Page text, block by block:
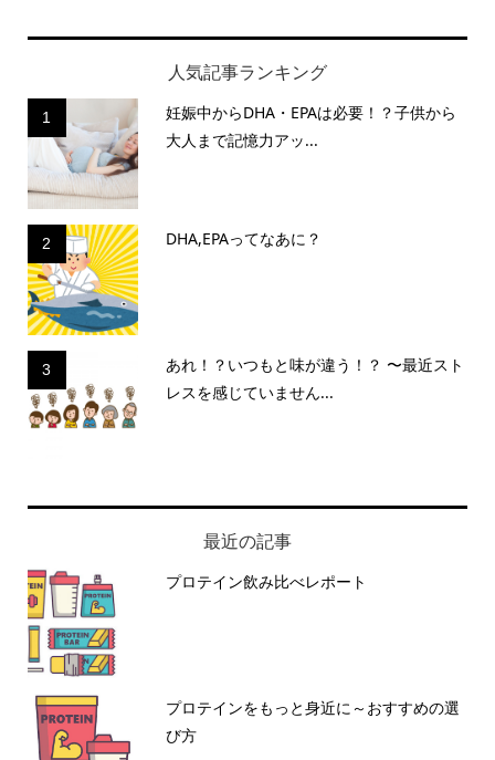
人気記事ランキング
1
妊娠中からDHA・EPAは必要！？子供から
大人まで記憶力アッ...
2 DHA,EPAってなあに？
3
あれ！？いつもと味が違う！？ 〜最近スト
レスを感じていません...
最近の記事
プロテイン飲み比べレポート
プロテインをもっと身近に～おすすめの選
び方